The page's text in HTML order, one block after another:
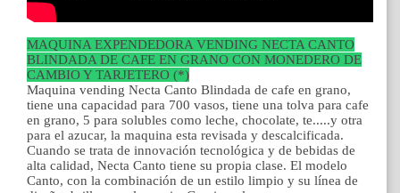
MAQUINA EXPENDEDORA VENDING NECTA CANTO
BLINDADA DE CAFE EN GRANO CON MONEDERO DE
CAMBIO Y TARJETERO (*)
Maquina vending Necta Canto Blindada de cafe en grano,
tiene una capacidad para 700 vasos, tiene una tolva para cafe
en grano, 5 para solubles como leche, chocolate, te.....y otra
para el azucar, la maquina esta revisada y descalcificada.
Cuando se trata de innovación tecnológica y de bebidas de
alta calidad, Necta Canto tiene su propia clase. El modelo
Canto, con la combinación de un estilo limpio y su línea de